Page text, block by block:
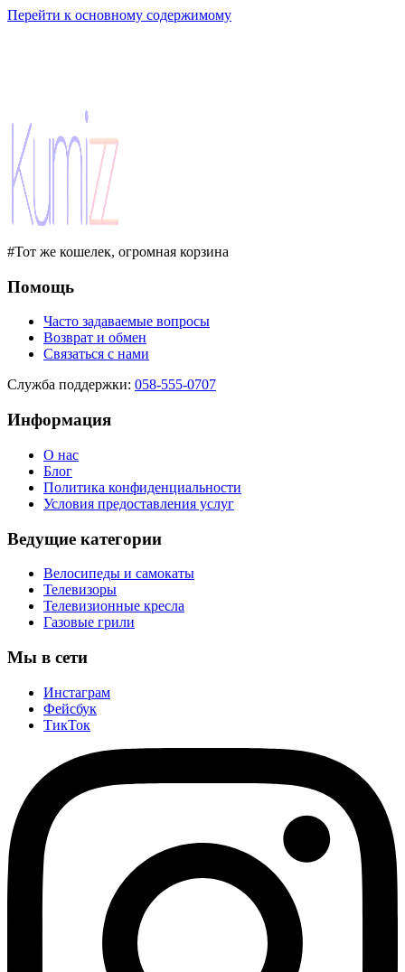
Перейти к основному содержимому
#Тот же кошелек, огромная корзина
Помощь
Часто задаваемые вопросы
Возврат и обмен
Связаться с нами
Служба поддержки: 058-555-0707
Информация
О нас
Блог
Политика конфиденциальности
Условия предоставления услуг
Ведущие категории
Велосипеды и самокаты
Телевизоры
Телевизионные кресла
Газовые грили
Мы в сети
Инстаграм
Фейсбук
ТикТок